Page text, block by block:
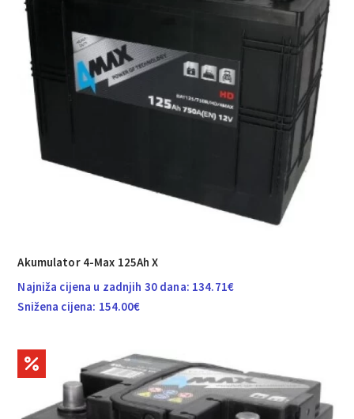
Akumulator 4-Max 125Ah X
Najniža cijena u zadnjih 30 dana: 134.71€
Snižena cijena: 154.00€